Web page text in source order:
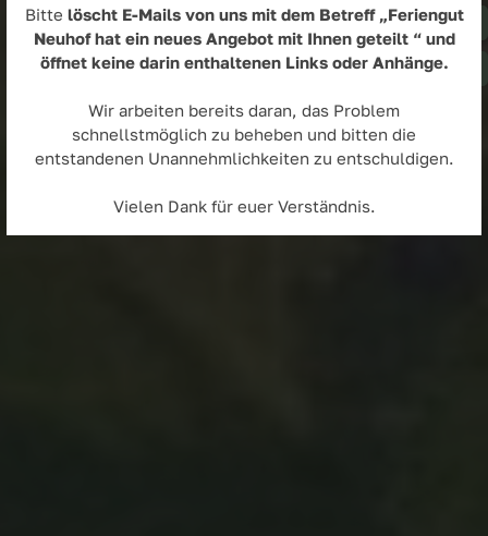
Bitte löscht E-Mails von uns mit dem Betreff „Feriengut
Neuhof hat ein neues Angebot mit Ihnen geteilt “ und
öffnet keine darin enthaltenen Links oder Anhänge.
Wir arbeiten bereits daran, das Problem
schnellstmöglich zu beheben und bitten die
entstandenen Unannehmlichkeiten zu entschuldigen.
Vielen Dank für euer Verständnis.